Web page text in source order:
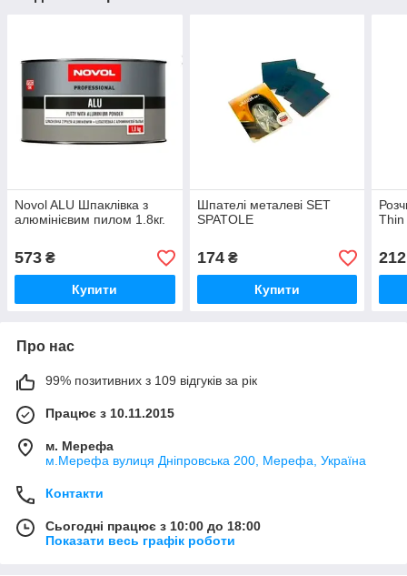
Novol ALU Шпаклівка з
алюмінієвим пилом 1.8кг.
573 ₴
Купити
Шпателі металеві SET
SPATOLE
174₴
Купити
212
Про нас
99% позитивних з 109 відгуків за рік
Працює з 10.11.2015
м. Мерефа
м.Мерефа вулиця Дніпровська 200, Мерефа, Україна
Контакти
Сьогодні працює з 10:00 до 18:00
Показати весь графік роботи